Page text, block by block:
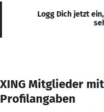
Logg Dich jetzt
XING Mitglieder
Profilangaben